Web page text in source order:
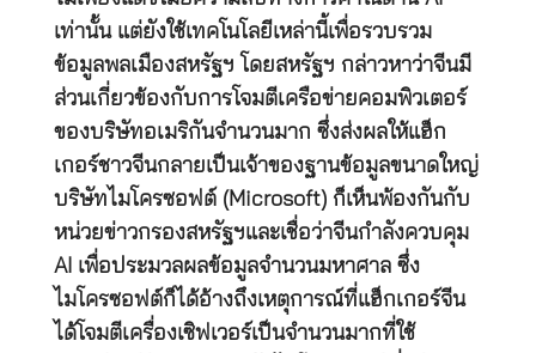
เท่านั้น แต่ยังใช้เทคโนโลยีเหล่านี้เพื่อรวบรวม
ข้อมูลพลเมืองสหรัฐฯ โดยสหรัฐฯ กล่าวหาว่าจีนมี
ส่วนเกี่ยวข้องกับการโจมตีเครือข่ายคอมพิวเตอร์
ของบริษัทอเมริกันจำนวนมาก ซึ่งส่งผลให้แฮ็ก
เกอร์ชาวจีนกลายเป็นเจ้าของฐานข้อมูลขนาดใหญ่
บริษัทไมโครซอฟต์ (Microsoft) ก็เห็นพ้องกันกับ
หน่วยข่าวกรองสหรัฐฯและเชื่อว่าจีนกำลังควบคุม
AI เพื่อประมวลผลข้อมูลจำนวนมหาศาล ซึ่ง
ไมโครซอฟต์ก็ได้อ้างถึงเหตุการณ์ที่แฮ็กเกอร์จีน
ได้โจมตีเครื่องเซิฟเวอร์เป็นจำนวนมากที่ใช้